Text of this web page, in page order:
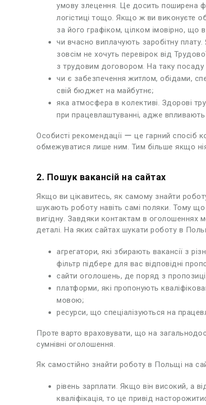
умову злецення. Це досить поширена
логістиці тощо. Якщо ж ви виконуєте
за його графіком, цілком імовірно,
чи вчасно виплачують заробітну
зовсім не хочуть перевірок від
з трудовим договором. На таку
чи є забезпечення житлом, обідами,
свій бюджет на майбутнє;
яка атмосфера в колективі. Здорові
при працевлаштуванні, адже впливають
Особисті рекомендації ー це гарний спосіб
обмежуватися лише ним. Тим більше якщо
2. Пошук вакансій на сайтах
Якщо ви цікавитесь, як самому знайти
шукають роботу навіть самі поляки. Тому
вигідну. Завдяки контактам в оголошеннях
деталі. На яких сайтах шукати роботу в
агрегатори, які збирають вакансії з
фільтр підбере для вас відповідні
сайти оголошень, де поряд з
платформи, які пропонують
мовою;
ресурси, що спеціалізуються на
Проте варто враховувати, що на
сумнівні оголошення.
Як самостійно знайти роботу в Польщі на
рівень зарплати. Якщо він високий, а
кваліфікація, то це привід